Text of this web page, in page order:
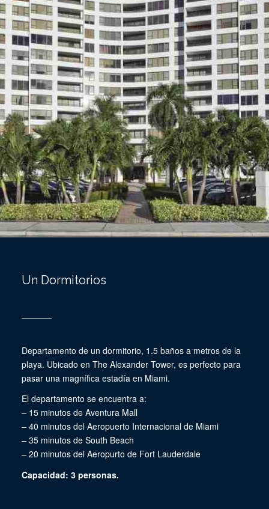
Un Dormitorios
Departamento de un dormitorio, 1.5 baños a metros de la
playa. Ubicado en The Alexander Tower, es perfecto para
pasar una magnífica estadía en Miami.
El departamento se encuentra a:
– 15 minutos de Aventura Mall
– 40 minutos del Aeropuerto Internacional de Miami
– 35 minutos de South Beach
– 20 minutos del Aeropurto de Fort Lauderdale
Capacidad: 3 personas.